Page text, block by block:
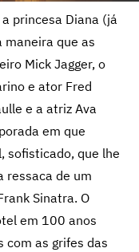
princesa Diana (já
maneira que as
Mick Jagger, o
e ator Fred
e a atriz Ava
em que
sofisticado, que lhe
ressaca de um
Sinatra. O
em 100 anos
com as grifes das